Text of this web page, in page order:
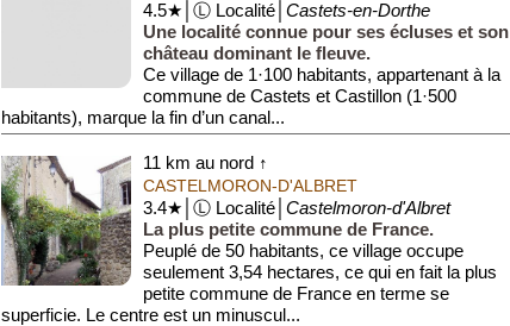
4.5★│Ⓛ Localité│ Castets-en-Dorthe
Une localité connue pour ses écluses et son
château dominant le fleuve.
Ce village de 1·100 habitants, appartenant à la
commune de Castets et Castillon (1·500
habitants), marque la fin d’un canal...
11 km au nord ↑
CASTELMORON-D'ALBRET
3.4★│Ⓛ Localité│ Castelmoron-d'Albret
La plus petite commune de France.
Peuplé de 50 habitants, ce village occupe
seulement 3,54 hectares, ce qui en fait la plus
petite commune de France en terme se
superficie. Le centre est un minuscul...